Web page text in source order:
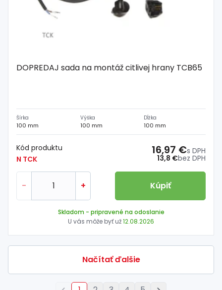
DOPREDAJ sada na montáž citlivej hrany TCB65
Šírka
100 mm
Výška
100 mm
Dĺžka
100 mm
Kód produktu
N TCK
13,8 €bez DPH
16,97 €s DPH
- + Kúpiť
Skladom - pripravené na odoslanie
U vás môže byť už12.08.2026
Načítať ďalšie